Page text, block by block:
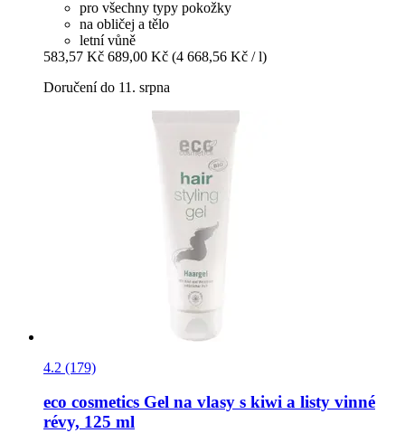
pro všechny typy pokožky
na obličej a tělo
letní vůně
583,57 Kč 689,00 Kč (4 668,56 Kč / l)
Doručení do 11. srpna
4.2 (179)
eco cosmetics Gel na vlasy s kiwi a listy vinné
révy, 125 ml